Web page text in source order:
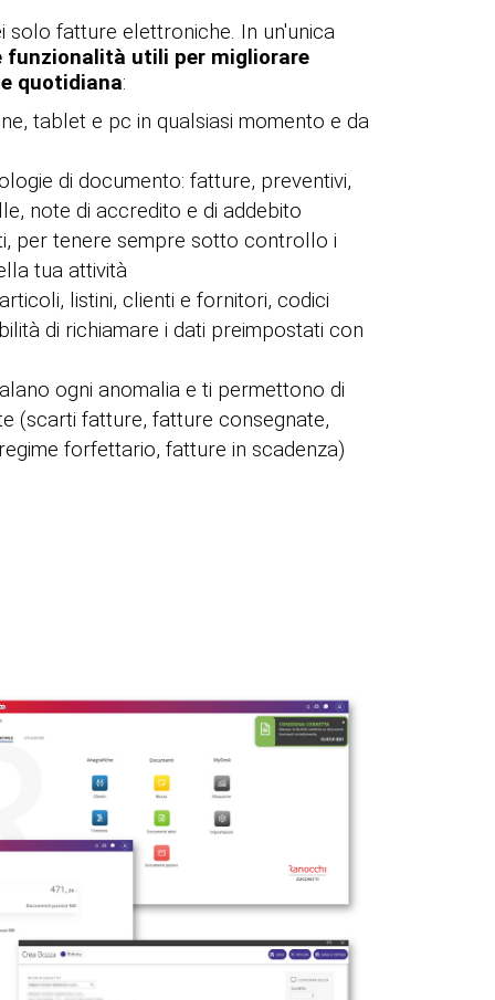
solo fatture elettroniche. In un'unica
funzionalità utili per migliorare
quotidiana:
tablet e pc in qualsiasi momento e da
di documento: fatture, preventivi,
note di accredito e di addebito
per tenere sempre sotto controllo i
tua attività
listini, clienti e fornitori, codici
di richiamare i dati preimpostati con
ogni anomalia e ti permettono di
(scarti fatture, fatture consegnate,
forfettario, fatture in scadenza)